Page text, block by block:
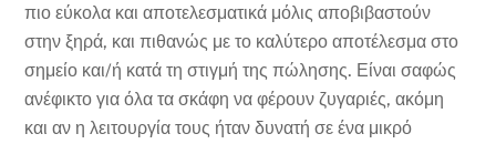
πιο εύκολα και αποτελεσματικά μόλις αποβιβαστούν
στην ξηρά, και πιθανώς με το καλύτερο αποτέλεσμα στο
σημείο και/ή κατά τη στιγμή της πώλησης. Είναι σαφώς
ανέφικτο για όλα τα σκάφη να φέρουν ζυγαριές, ακόμη
και αν η λειτουργία τους ήταν δυνατή σε ένα μικρό